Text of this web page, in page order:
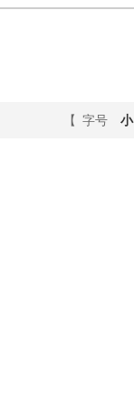
【 字号 小